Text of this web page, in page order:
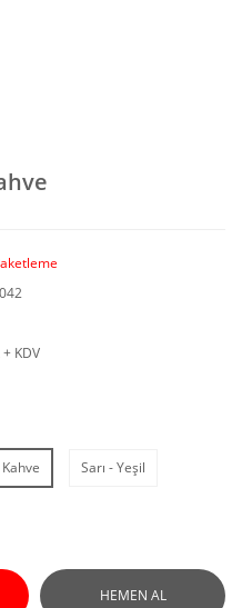
KDV
Kahve Sarı - Yeşil
HEMEN AL